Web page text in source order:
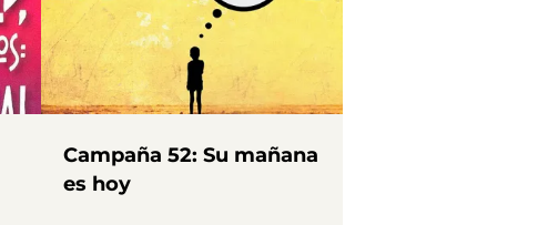
Campaña 52: Su mañana
es hoy